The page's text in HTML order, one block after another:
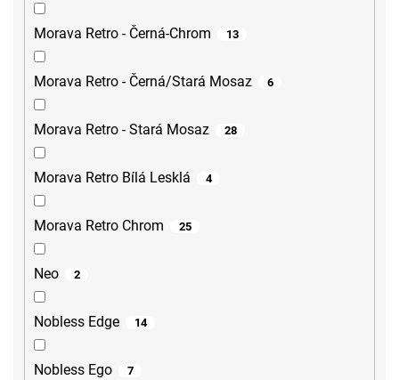
Morava Retro - Černá-Chrom 13
Morava Retro - Černá/Stará Mosaz 6
Morava Retro - Stará Mosaz 28
Morava Retro Bílá Lesklá 4
Morava Retro Chrom 25
Neo 2
Nobless Edge 14
Nobless Ego 7